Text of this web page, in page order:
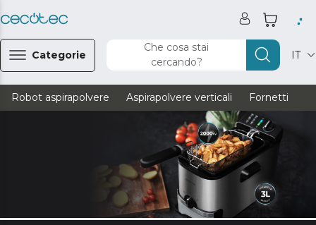
Categorie
Che cosa stai
cercando?
IT
Robot aspirapolvere Aspirapolvere verticali Fornetti